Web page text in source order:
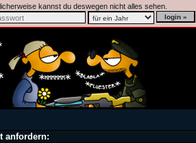
kannst du deswegen nicht alles sehen.
anfordern: